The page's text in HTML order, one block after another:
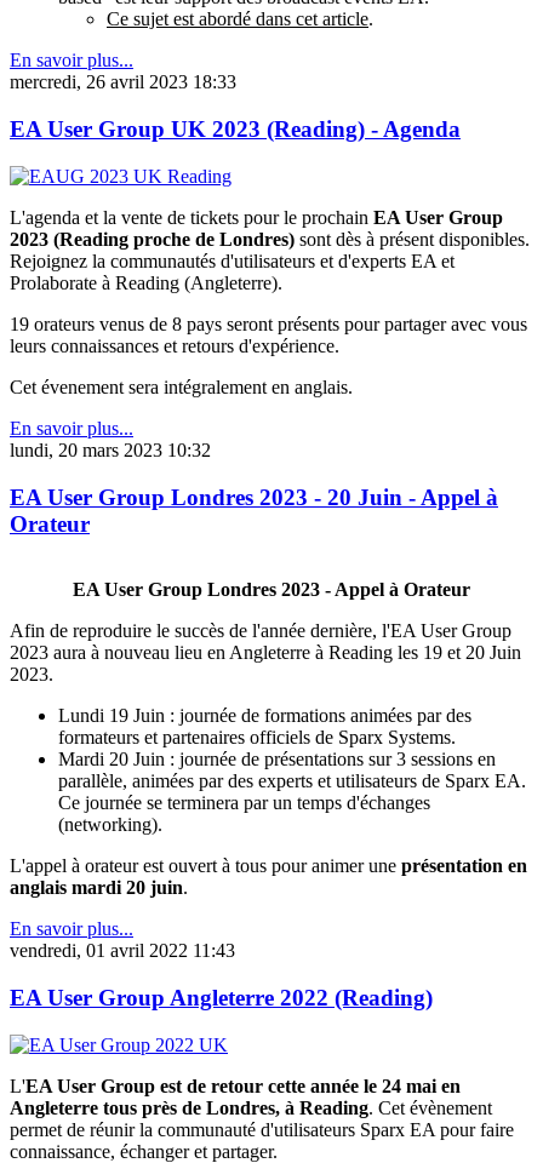
Ce sujet est abordé dans cet article.
En savoir plus...
mercredi, 26 avril 2023 18:33
EA User Group UK 2023 (Reading) - Agenda
L'agenda et la vente de tickets pour le prochain EA User Group
2023 (Reading proche de Londres) sont dès à présent disponibles.
Rejoignez la communautés d'utilisateurs et d'experts EA et
Prolaborate à Reading (Angleterre).
19 orateurs venus de 8 pays seront présents pour partager avec vous
leurs connaissances et retours d'expérience.
Cet évenement sera intégralement en anglais.
En savoir plus...
lundi, 20 mars 2023 10:32
EA User Group Londres 2023 - 20 Juin - Appel à
Orateur
EA User Group Londres 2023 - Appel à Orateur
Afin de reproduire le succès de l'année dernière, l'EA User Group
2023 aura à nouveau lieu en Angleterre à Reading les 19 et 20 Juin
2023.
Lundi 19 Juin : journée de formations animées par des
formateurs et partenaires officiels de Sparx Systems.
Mardi 20 Juin : journée de présentations sur 3 sessions en
parallèle, animées par des experts et utilisateurs de Sparx EA.
Ce journée se terminera par un temps d'échanges
(networking).
L'appel à orateur est ouvert à tous pour animer une présentation en
anglais mardi 20 juin.
En savoir plus...
vendredi, 01 avril 2022 11:43
EA User Group Angleterre 2022 (Reading)
L'EA User Group est de retour cette année le 24 mai en
Angleterre tous près de Londres, à Reading. Cet évènement
permet de réunir la communauté d'utilisateurs Sparx EA pour faire
connaissance, échanger et partager.